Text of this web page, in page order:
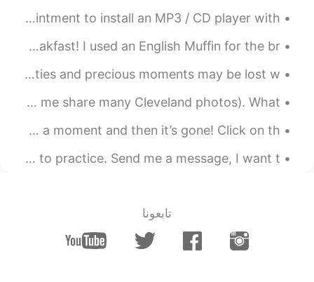
个婚姻周年。
我们吃过很好吃的饭。
很好吃的饭。
Jade
2021.07.29 00:44
婚姻周年。
我们也出去钓
我们也出去钓 过几次 鱼
。
My car CD player broke weeks ago. Today I made an appointment to install an MP3 / CD player with...
This morning I made a sausage and egg sandwich for breakfast! I used an English Muffin for the br...
Good Morning We know what is best for us. Often opportunities and precious moments may be lost w...
I miss and love my hometown Cleveland Ohio♡. (You will see me share many Cleveland photos). What ...
Live pic as I sit outside with my dogs! Rainbow for only a moment and then it’s gone! Click on th...
Good afternoon wonderful people! Here is a poem for you to practice. Send me a message, I want t...
تابعونا